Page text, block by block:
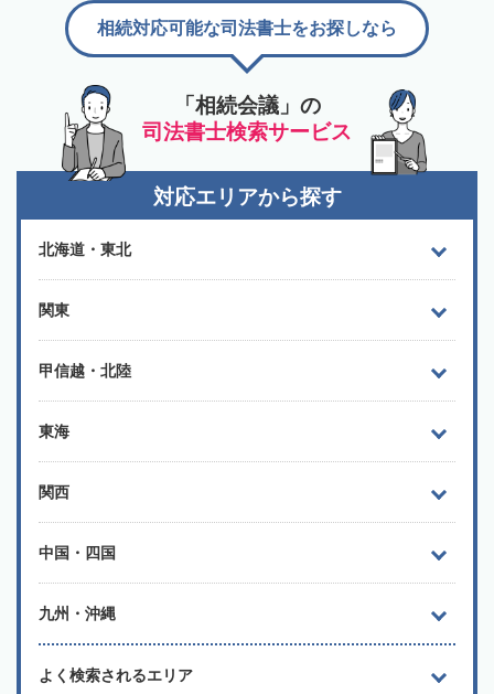
「相続会議」の
司法書士検索サービス
相続対応可能な司法書士をお探しなら
対応エリアから探す
北海道・東北
関東
甲信越・北陸
東海
関西
中国・四国
九州・沖縄
よく検索されるエリア